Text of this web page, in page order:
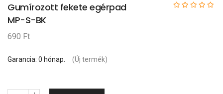
Gumírozott fekete egérpad
MP-S-BK
690 Ft
Garancia: 0 hónap. (Új termék)